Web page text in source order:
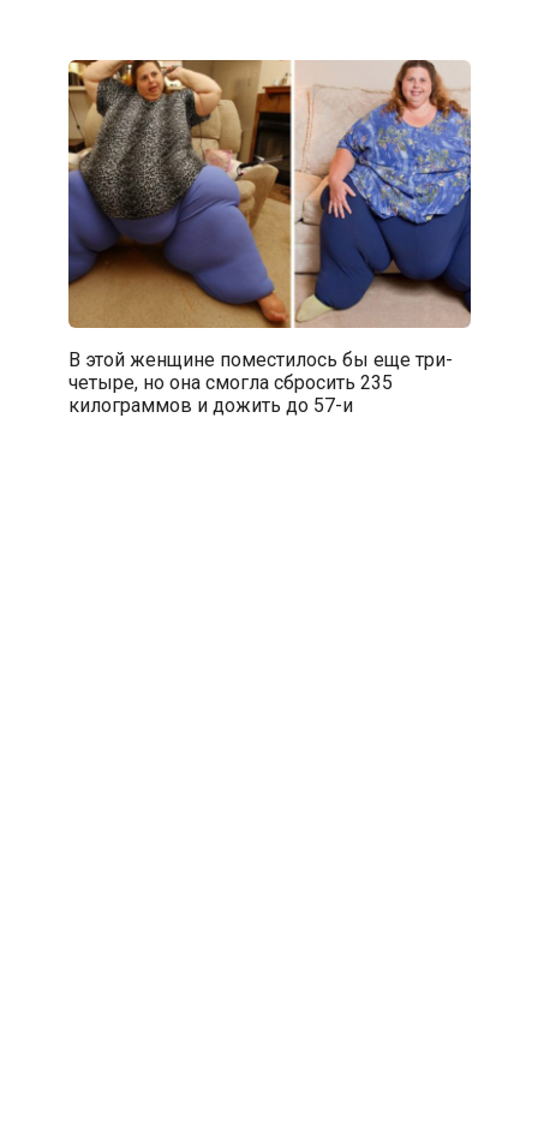
В этой женщине поместилось бы еще три-
четыре, но она смогла сбросить 235
килограммов и дожить до 57-и